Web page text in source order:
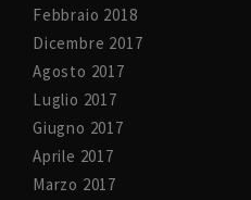
Febbraio 2018
Dicembre 2017
Agosto 2017
Luglio 2017
Giugno 2017
Aprile 2017
Marzo 2017